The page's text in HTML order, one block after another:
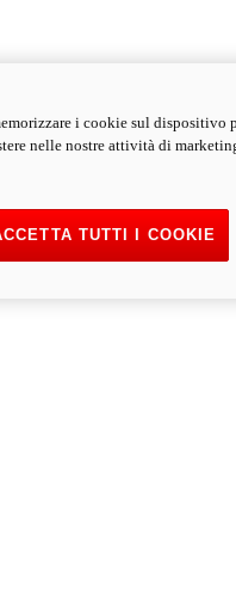
i cookie sul dispositivo
nelle nostre attività di
TUTTI I COOKIE